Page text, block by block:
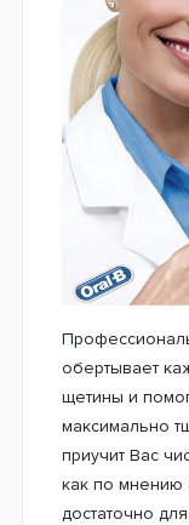
обертывает
щетины и
максимально
приучит Вас
как по мнению
достаточно